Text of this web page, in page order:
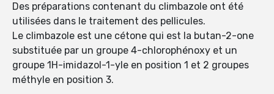
Des préparations contenant du climbazole ont été
utilisées dans le traitement des pellicules.
Le climbazole est une cétone qui est la butan-2-one
substituée par un groupe 4-chlorophénoxy et un
groupe 1H-imidazol-1-yle en position 1 et 2 groupes
méthyle en position 3.